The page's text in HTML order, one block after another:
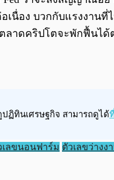
เนื่อง บวกกับแรงงานที่
ลาดคริปโตจะพักฟื้นได้
ปฏิทินเศรษฐกิจ สามารถดูได้
เลขนอนฟาร์ม ตัวเลขว่างง